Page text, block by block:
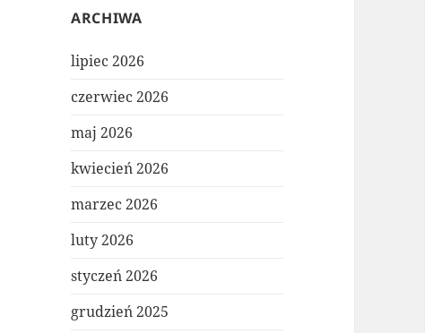
ARCHIWA
lipiec 2026
czerwiec 2026
maj 2026
kwiecień 2026
marzec 2026
luty 2026
styczeń 2026
grudzień 2025